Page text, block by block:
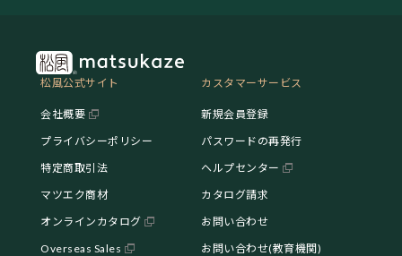
松風公式サイト
会社概要
プライバシーポリシー
特定商取引法
マツエク商材
オンラインカタログ
Overseas Sales
カスタマーサービス
新規会員登録
パスワードの再発行
ヘルプセンター
カタログ請求
お問い合わせ
お問い合わせ(教育機関)